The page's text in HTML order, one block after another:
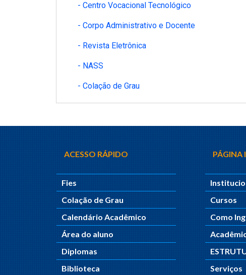
- Centro Vocacional Tecnológico
- Corpo Administrativo e Docente
- Revista Eletrônica
- NASS
- Colação de Grau
ACESSO RÁPIDO
Fies
Colação de Grau
Calendário Acadêmico
Área do aluno
Diplomas
Biblioteca
PÁGINA
Cursos
Como
Serviços